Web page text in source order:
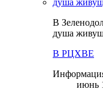
В
душа
В РЦХВЕ
июнь